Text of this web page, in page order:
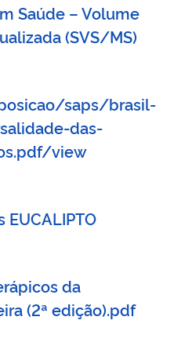
Saúde – Volume
(SVS/MS)
saps/brasil-
das-
view
da
(2ª edição).pdf